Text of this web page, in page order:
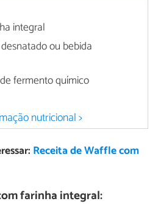
integral
ou bebida
fermento químico
nutricional >
Receita de Waffle com
farinha integral: